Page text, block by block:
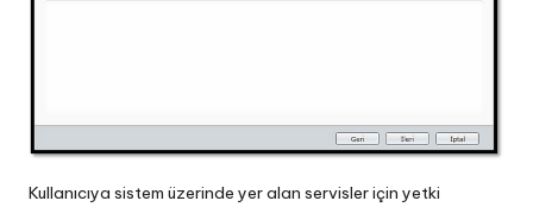
Kullanıcıya sistem üzerinde yer alan servisler için yetki